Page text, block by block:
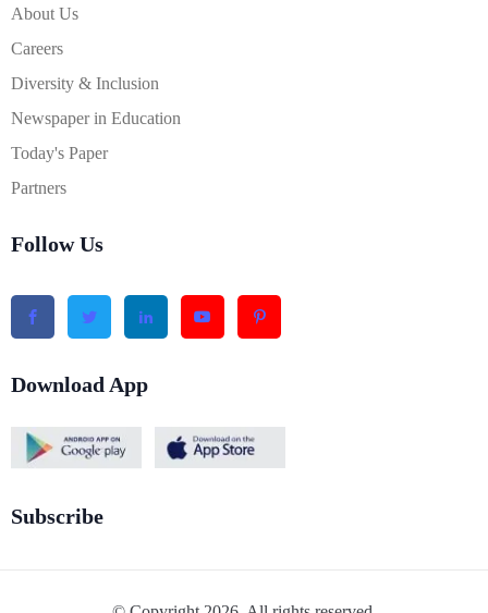
About Us
Careers
Diversity & Inclusion
Newspaper in Education
Today's Paper
Partners
Follow Us
Download App
Subscribe